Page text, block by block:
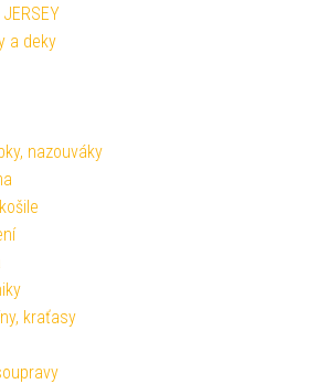
a deky
nazouváky
kraťasy